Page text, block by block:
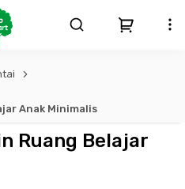
Anak Minimalis
Ruang Belajar